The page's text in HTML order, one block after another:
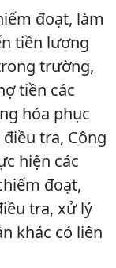
đoạt, làm
tiền lương
trường,
tiền các
hóa phục
tra, Công
hiện các
đoạt,
tra, xử lý
khác có liên